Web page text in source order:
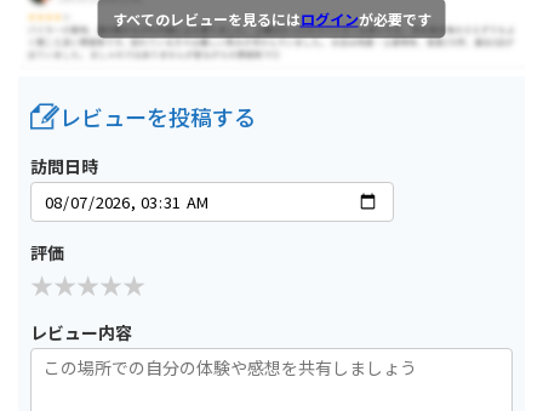
すべてのレビューを見るにはログインが必要です
レビューを投稿する
訪問日時
評価
レビュー内容